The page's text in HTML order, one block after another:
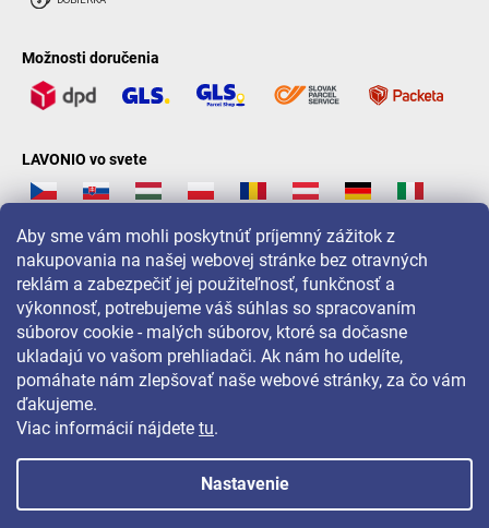
Aby sme vám mohli poskytnúť príjemný zážitok z
nakupovania na našej webovej stránke bez otravných
reklám a zabezpečiť jej použiteľnosť, funkčnosť a
výkonnosť, potrebujeme váš súhlas so spracovaním
súborov cookie - malých súborov, ktoré sa dočasne
ukladajú vo vašom prehliadači. Ak nám ho udelíte,
pomáhate nám zlepšovať naše webové stránky, za čo vám
ďakujeme.
Viac informácií nájdete tu.
Nastavenie
Možnosti doručenia
LAVONIO vo svete
Pre akcie, súťaže a zľavy nás sledujte na:
Copyright 2026 LAVONIO.sk. Všetky práva vyhradené.